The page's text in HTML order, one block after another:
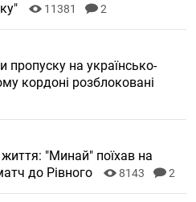
11381 2
пропуску на українсько-
кордоні розблоковані
"Минай" поїхав на
до Рівного
8143 2